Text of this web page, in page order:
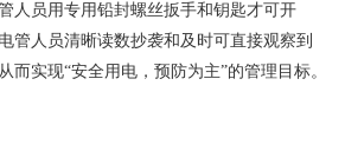
人员用专用铅封螺丝扳手和钥匙才可开
管人员清晰读数抄袭和及时可直接观察到
而实现“安全用电，预防为主”的管理目标。